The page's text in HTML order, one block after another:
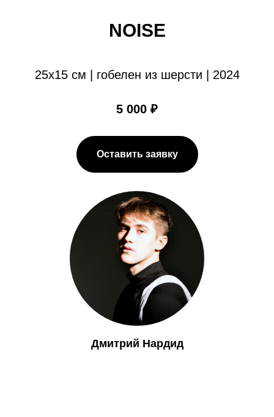
NOISE
25х15 см | гобелен из шерсти | 2024
5 000 ₽
Оставить заявку
Дмитрий Нардид